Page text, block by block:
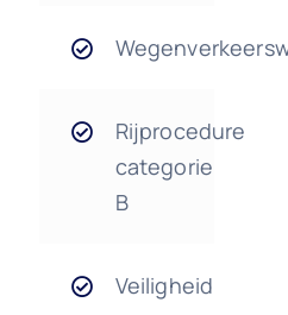
Rijprocedure
categorie
B
Veiligheid